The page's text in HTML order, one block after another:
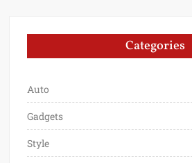
Categories
Auto
Gadgets
Style